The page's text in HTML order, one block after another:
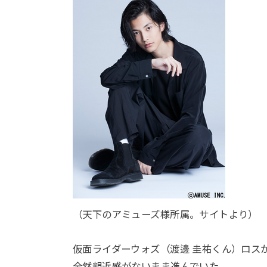
（天下のアミューズ様所属。サイトより）
仮面ライダーウォズ（渡邊 圭祐くん）ロス